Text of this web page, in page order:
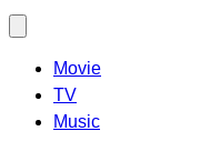
Movie
TV
Music